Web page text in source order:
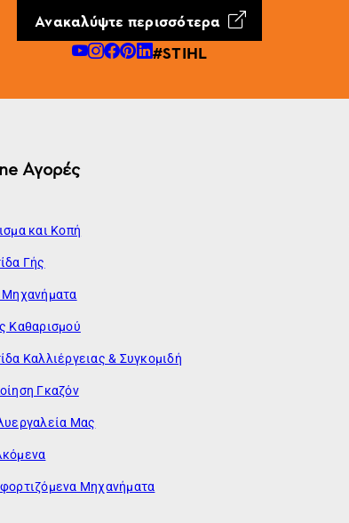
Ανακαλύψτε περισσότερα
#STIHL
Αγορές
και Κοπή
Γής
Μηχανήματα
Καθαρισμού
Καλλιέργειας & Συγκομιδή
Γκαζόν
Μας
Μηχανήματα